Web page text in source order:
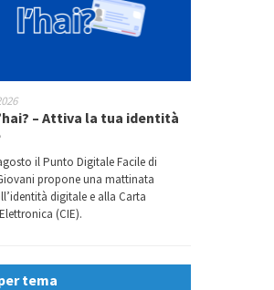
– Attiva la tua identità
il Punto Digitale Facile di
propone una mattinata
digitale e alla Carta
(CIE).
tema